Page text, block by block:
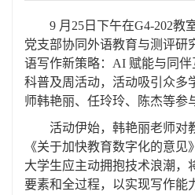
9 月 25日下午在G4-202教
党支部协同外语教育与测评研
语写作新策略：AI 赋能与同伴
科普及周活动，活动吸引 众多
师韩艳丽、任玲玲、陈杰等参
活动伊始，韩艳丽老师对
《关于加快教育数字化的意
大学生应主动拥抱技术浪潮，
要素和全过程，以实现写作能